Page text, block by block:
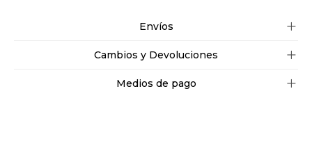
Envíos
Cambios y Devoluciones
Medios de pago